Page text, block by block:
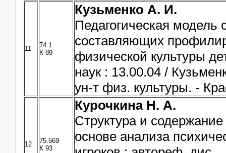
11
74.1
К 89
Кузьменко А. И.
Педагогическая
составляющих
физической культуры
наук : 13.00.04 /
ун-т физ. культуры. -
12
75.569
К 93
Курочкина Н. А.
Структура и
основе анализа